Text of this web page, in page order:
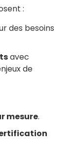
:
des besoins
avec
de
mesure.